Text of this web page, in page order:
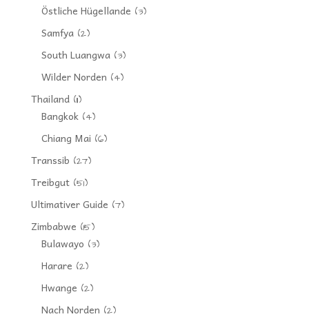
Östliche Hügellande (3)
Samfya(2)
South Luangwa(3)
Wilder Norden (4)
Thailand(11)
Bangkok(4)
Chiang Mai (6)
Transsib (27)
Treibgut(51)
Ultimativer Guide (7)
Zimbabwe (15)
Bulawayo (3)
Harare (2)
Hwange (2)
Nach Norden (2)